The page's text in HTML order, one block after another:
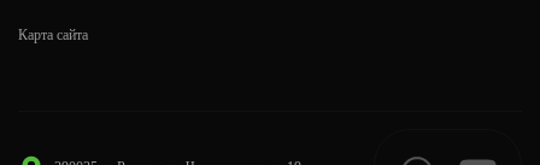
Карта сайта